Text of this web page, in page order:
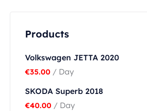
Products
Volkswagen JETTA 2020
€35.00 / Day
SKODA Superb 2018
€40.00 / Day